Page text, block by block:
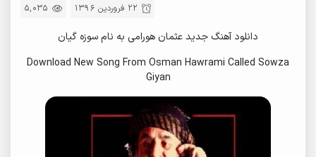
5,035 22 فروردین 1396
دانلود آهنگ جدید عثمان هورامی به نام سوزه گیان
Download New Song From Osman Hawrami Called Sowza
Giyan